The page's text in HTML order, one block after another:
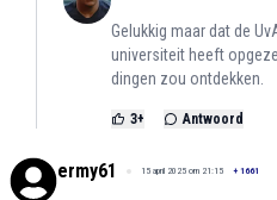
Gelukkig maar dat de
universiteit heeft
dingen zou ontdekken.
3+ Antwoord
ermy61 15 april 2025 om 21:15 + 1661